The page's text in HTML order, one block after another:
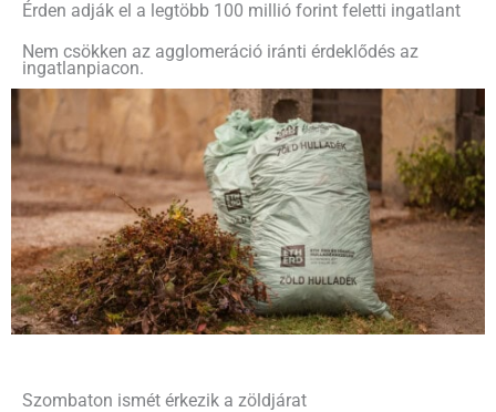
Érden adják el a legtöbb 100 millió forint feletti ingatlant
Nem csökken az agglomeráció iránti érdeklődés az
ingatlanpiacon.
Szombaton ismét érkezik a zöldjárat